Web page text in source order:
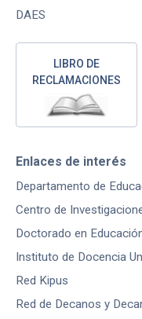
DAES
LIBRO DE
RECLAMACIONES
Enlaces de interés
Departamento de
Centro de
Doctorado en
Instituto de Docencia
Red Kipus
Red de Decanos y